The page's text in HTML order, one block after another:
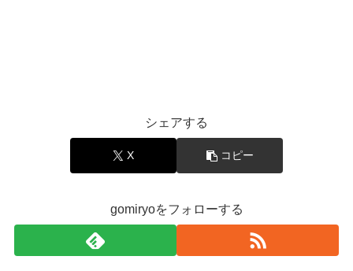
シェアする
X コピー
gomiryoをフォローする